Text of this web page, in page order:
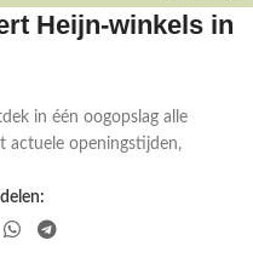
Heijn-winkels in
in één oogopslag alle
actuele openingstijden,